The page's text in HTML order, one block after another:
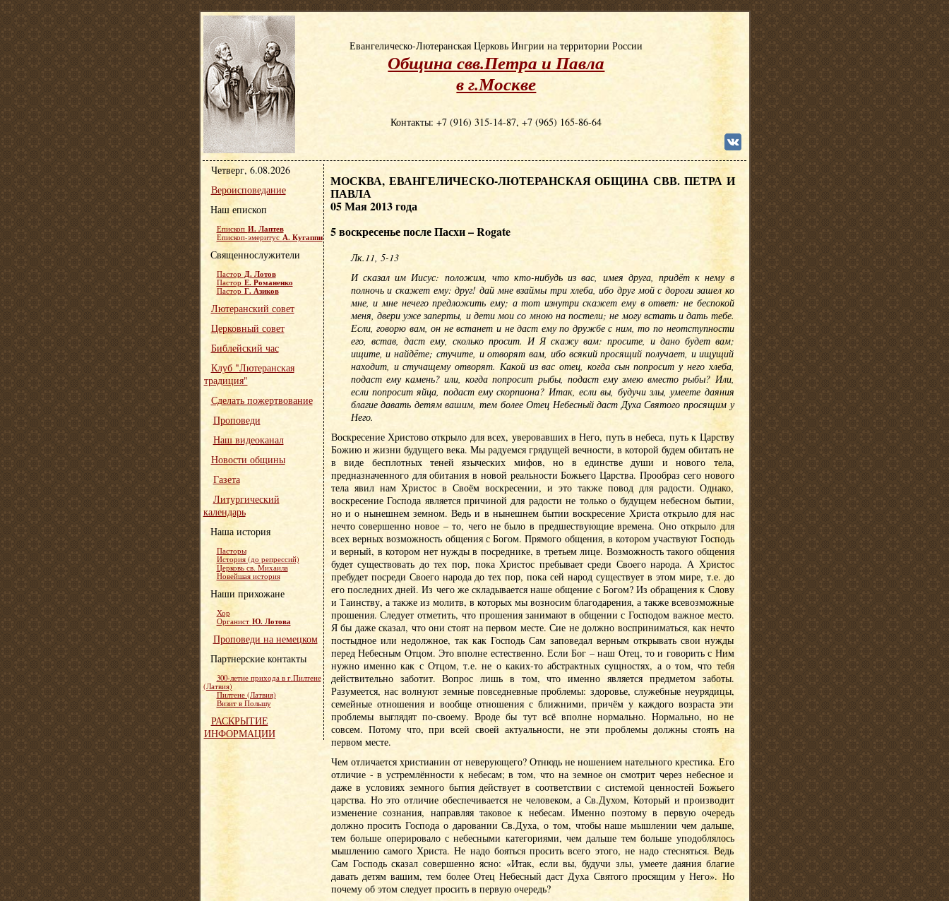
Евангелическо-Лютеранская Церковь Ингрии на территории России
Община свв.Петра и Павла
в г.Москве
Контакты: +7 (916) 315-14-87, +7 (965) 165-86-64
МОСКВА, ЕВАНГЕЛИЧЕСКО-ЛЮТЕРАНСКАЯ ОБЩИНА СВВ. ПЕТРА И
ПАВЛА
05 Мая 2013 года
5 воскресенье после Пасхи – Rogate
Лк.11, 5-13
И сказал им Иисус: положим, что кто-нибудь из вас, имея друга, придёт к нему в
полночь и скажет ему: друг! дай мне взаймы три хлеба, ибо друг мой с дороги зашел ко
мне, и мне нечего предложить ему; а тот изнутри скажет ему в ответ: не беспокой
меня, двери уже заперты, и дети мои со мною на постели; не могу встать и дать тебе.
Если, говорю вам, он не встанет и не даст ему по дружбе с ним, то по неотступности
его, встав, даст ему, сколько просит. И Я скажу вам: просите, и дано будет вам;
ищите, и найдёте; стучите, и отворят вам, ибо всякий просящий получает, и ищущий
находит, и стучащему отворят. Какой из вас отец, когда сын попросит у него хлеба,
подаст ему камень? или, когда попросит рыбы, подаст ему змею вместо рыбы? Или,
если попросит яйца, подаст ему скорпиона? Итак, если вы, будучи злы, умеете даяния
благие давать детям вашим, тем более Отец Небесный даст Духа Святого просящим у
Него.
Воскресение Христово открыло для всех, уверовавших в Него, путь в небеса, путь к Царству
Божию и жизни будущего века. Мы радуемся грядущей вечности, в которой будем обитать не
в виде бесплотных теней языческих мифов, но в единстве души и нового тела,
предназначенного для обитания в новой реальности Божьего Царства. Прообраз сего нового
тела явил нам Христос в Своём воскресении, и это также повод для радости. Однако,
воскресение Господа является причиной для радости не только о будущем небесном бытии,
но и о нынешнем земном. Ведь и в нынешнем бытии воскресение Христа открыло для нас
нечто совершенно новое – то, чего не было в предшествующие времена. Оно открыло для
всех верных возможность общения с Богом. Прямого общения, в котором участвуют Господь
и верный, в котором нет нужды в посреднике, в третьем лице. Возможность такого общения
будет существовать до тех пор, пока Христос пребывает среди Своего народа. А Христос
пребудет посреди Своего народа до тех пор, пока сей народ существует в этом мире, т.е. до
его последних дней. Из чего же складывается наше общение с Богом? Из обращения к Слову
и Таинству, а также из молитв, в которых мы возносим благодарения, а также всевозможные
прошения. Следует отметить, что прошения занимают в общении с Господом важное место.
Я бы даже сказал, что они стоят на первом месте. Сие не должно восприниматься, как нечто
постыдное или недолжное, так как Господь Сам заповедал верным открывать свои нужды
перед Небесным Отцом. Это вполне естественно. Если Бог – наш Отец, то и говорить с Ним
нужно именно как с Отцом, т.е. не о каких-то абстрактных сущностях, а о том, что тебя
действительно заботит. Вопрос лишь в том, что именно является предметом заботы.
Разумеется, нас волнуют земные повседневные проблемы: здоровье, служебные неурядицы,
семейные отношения и вообще отношения с ближними, причём у каждого возраста эти
проблемы выглядят по-своему. Вроде бы тут всё вполне нормально. Нормально, но не
совсем. Потому что, при всей своей актуальности, не эти проблемы должны стоять на
первом месте.
Чем отличается христианин от неверующего? Отнюдь не ношением нательного крестика. Его
отличие - в устремлённости к небесам; в том, что на земное он смотрит через небесное и
даже в условиях земного бытия действует в соответствии с системой ценностей Божьего
царства. Но это отличие обеспечивается не человеком, а Св.Духом, Который и производит
изменение сознания, направляя таковое к небесам. Именно поэтому в первую очередь
должно просить Господа о даровании Св.Духа, о том, чтобы наше мышлении чем дальше,
тем больше оперировало с небесными категориями, чем дальше тем больше уподоблялось
мышлению самого Христа. Не надо бояться просить всего этого, не надо стесняться. Ведь
Сам Господь сказал совершенно ясно: «Итак, если вы, будучи злы, умеете даяния благие
давать детям вашим, тем более Отец Небесный даст Духа Святого просящим у Него». Но
почему об этом следует просить в первую очередь?
Четверг, 6.08.2026
Вероисповедание
Наш епископ
Епископ И. Лаптев
Епископ-эмеритус А. Кугаппи
Священнослужители
Пастор Д. Лотов
Пастор Е. Романенко
Пастор Г. Азиков
Лютеранский совет
Церковный совет
Библейский час
Клуб "Лютеранская
традиция"
Сделать пожертвование
Проповеди
Наш видеоканал
Новости общины
Газета
Литургический
календарь
Наша история
Пасторы
История (до репрессий)
Церковь св. Михаила
Новейшая история
Наши прихожане
Хор
Органист Ю. Лотова
Проповеди на немецком
Партнерские контакты
300-летие прихода в г.Пилтене
(Латвия)
Пилтене (Латвия)
Визит в Польшу
РАСКРЫТИЕ
ИНФОРМАЦИИ